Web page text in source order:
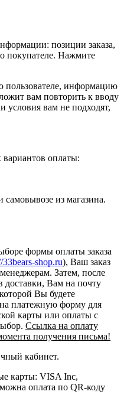
позиции заказа,
покупателе. Нажмите
пользователе, информацию
вам повторить к вводу
условия вам не подходят,
оплаты:
из магазина.
формы оплаты заказа
33bears-shop.ru), Ваш заказ
Затем, после
доставки, Вам на почту
Вы будете
платежную форму для
карты или оплаты с
Ссылка на оплату
получения письма!
кабинет.
карты: VISA Inc,
оплата по QR-коду